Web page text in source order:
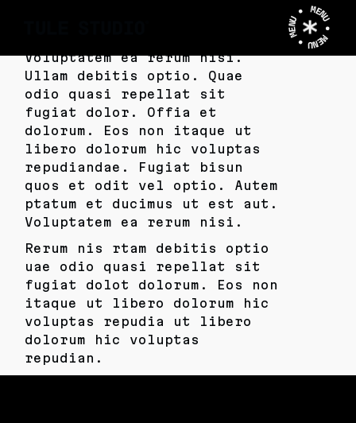
MENU • MENU • MENU •
Voluptatem ea rerum nisi.
Ullam debitis optio. Quae
odio quasi repellat sit
fugiat dolor. Offia et
dolorum. Eos non itaque ut
libero dolorum hic voluptas
repudiandae. Fugiat bisun
quos et odit vel optio. Autem
ptatum et ducimus ut est aut.
Voluptatem ea rerum nisi.
Rerum nis rtam debitis optio
uae odio quasi repellat sit
fugiat dolot dolorum. Eos non
itaque ut libero dolorum hic
voluptas repudia ut libero
dolorum hic voluptas
repudian.